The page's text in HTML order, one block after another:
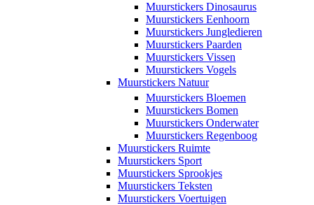
Muurstickers Dinosaurus
Muurstickers Eenhoorn
Muurstickers Jungledieren
Muurstickers Paarden
Muurstickers Vissen
Muurstickers Vogels
Muurstickers Natuur
Muurstickers Bloemen
Muurstickers Bomen
Muurstickers Onderwater
Muurstickers Regenboog
Muurstickers Ruimte
Muurstickers Sport
Muurstickers Sprookjes
Muurstickers Teksten
Muurstickers Voertuigen